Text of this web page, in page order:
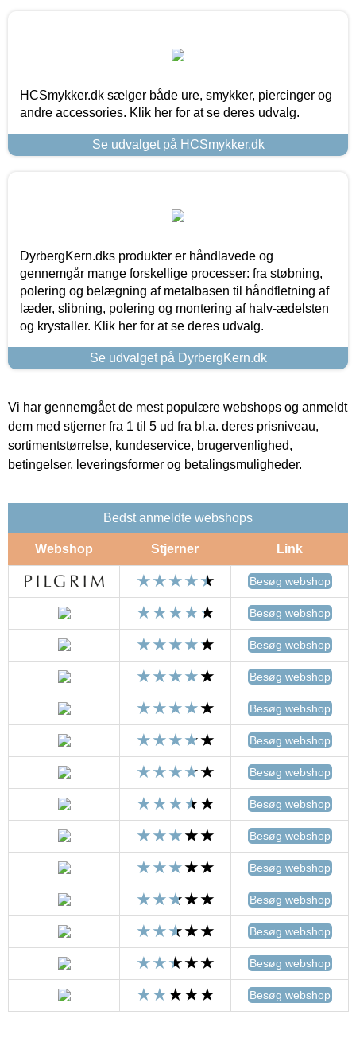
HCSmykker.dk sælger både ure, smykker, piercinger og
andre accessories. Klik her for at se deres udvalg.
Se udvalget på HCSmykker.dk
DyrbergKern.dks produkter er håndlavede og
gennemgår mange forskellige processer: fra støbning,
polering og belægning af metalbasen til håndfletning af
læder, slibning, polering og montering af halv-ædelsten
og krystaller. Klik her for at se deres udvalg.
Se udvalget på DyrbergKern.dk
Vi har gennemgået de mest populære webshops og anmeldt
dem med stjerner fra 1 til 5 ud fra bl.a. deres prisniveau,
sortimentstørrelse, kundeservice, brugervenlighed,
betingelser, leveringsformer og betalingsmuligheder.
Bedst anmeldte webshops
Webshop Stjerner Link
Besøg webshop
Besøg webshop
Besøg webshop
Besøg webshop
Besøg webshop
Besøg webshop
Besøg webshop
Besøg webshop
Besøg webshop
Besøg webshop
Besøg webshop
Besøg webshop
Besøg webshop
Besøg webshop